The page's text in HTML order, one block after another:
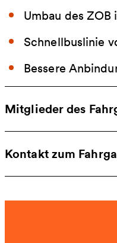
Umbau des
Schnellbuslinie
Bessere
Mitglieder des
Kontakt zum